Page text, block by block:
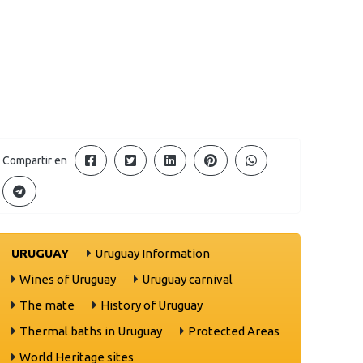
Compartir en
URUGUAY
Uruguay Information
Wines of Uruguay
Uruguay carnival
The mate
History of Uruguay
Thermal baths in Uruguay
Protected Areas
World Heritage sites